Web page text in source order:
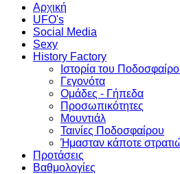
Αρχική
UFO's
Social Media
Sexy
History Factory
Ιστορία του
Γεγονότα
Ομάδες - Γήπεδα
Προσωπικότητες
Μουντιάλ
Ταινίες Ποδοσφαίρου
Ήμασταν κάποτε
Προτάσεις
Βαθμολογίες